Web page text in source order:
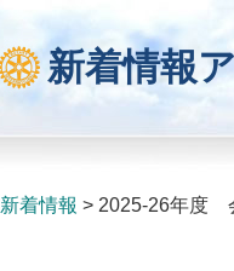
新着情報
新着情報 2025-26年度